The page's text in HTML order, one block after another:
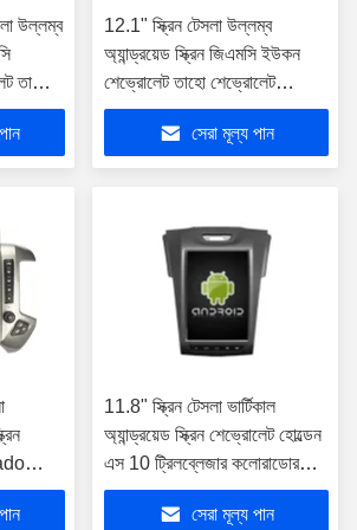
উল্লম্ব
তাহো
12.1" স্ক্রিন টেসলা উল্লম্ব
অ্যান্ড্রয়েড স্ক্রিন জিএমসি ইউকন
শেভ্রোলেট তাহো শেভ্রোলেট
সিলভারাডো 2007-2013 গাড়ি
মাল্টিমিডিয়া স্টেরিও জিপিএস কারপ্লে
প্লেয়ারের জন্য
সেরা মূল্য পান
গাড়ির
11.8" স্ক্রিন টেসলা ভার্টিকাল
অ্যান্ড্রয়েড স্ক্রিন শেভ্রোলেট হোল্ডেন
এস 10 ট্রিলব্লেজার কলোরাডোর
জন্য ইসুজু ডিম্যাক্স ডি-ম্যাক্স 2012-
2018 গাড়ি মাল্টিমিডিয়া স্টেরিও
সেরা মূল্য পান